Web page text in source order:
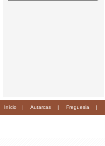
Início | Autarcas | Freguesia |